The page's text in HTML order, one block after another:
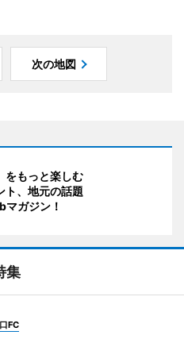
次の地図
をもっと楽しむ
ト、地元の話題
マガジン！
集
FC